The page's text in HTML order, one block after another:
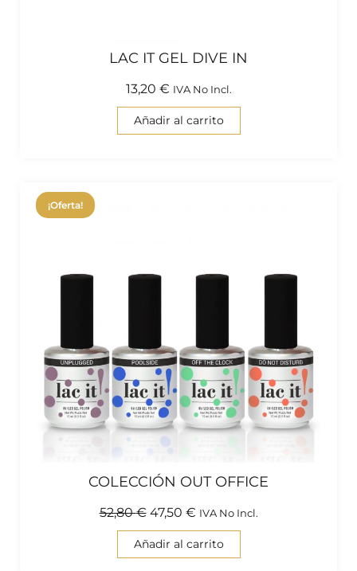
LAC IT GEL DIVE IN
13,20 € IVA No Incl.
Añadir al carrito
¡Oferta!
COLECCIÓN OUT OFFICE
52,80€ 47,50 € IVA No Incl.
Añadir al carrito